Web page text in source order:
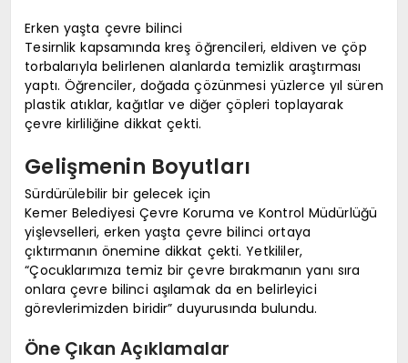
Erken yaşta çevre bilinci
Tesirnlik kapsamında kreş öğrencileri, eldiven ve çöp
torbalarıyla belirlenen alanlarda temizlik araştırması
yaptı. Öğrenciler, doğada çözünmesi yüzlerce yıl süren
plastik atıklar, kağıtlar ve diğer çöpleri toplayarak
çevre kirliliğine dikkat çekti.
Gelişmenin Boyutları
Sürdürülebilir bir gelecek için
Kemer Belediyesi Çevre Koruma ve Kontrol Müdürlüğü
yişlevselleri, erken yaşta çevre bilinci ortaya
çıktırmanın önemine dikkat çekti. Yetkililer,
“Çocuklarımıza temiz bir çevre bırakmanın yanı sıra
onlara çevre bilinci aşılamak da en belirleyici
görevlerimizden biridir” duyurusında bulundu.
Öne Çıkan Açıklamalar